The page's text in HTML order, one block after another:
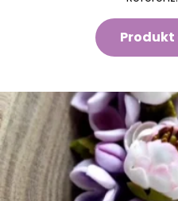
Produkt